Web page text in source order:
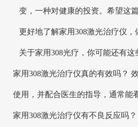
变，一种对健康的投资。希望这
更好地了解家用308激光治疗仪，
关于家用308光疗，你可能还有这
家用308激光治疗仪真的有效吗？
使用，并配合医生的指导，通常能
家用308激光治疗仪有不良反应吗